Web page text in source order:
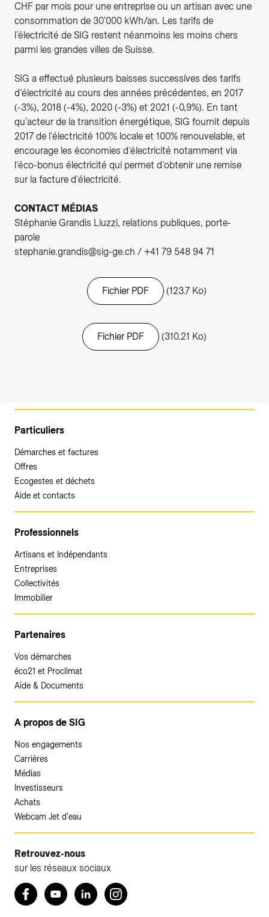
CHF par mois pour une entreprise ou un artisan avec une
consommation de 30'000 kWh/an. Les tarifs de
l’électricité de SIG restent néanmoins les moins chers
parmi les grandes villes de Suisse.
SIG a effectué plusieurs baisses successives des tarifs
d’électricité au cours des années précédentes, en 2017
(-3%), 2018 (-4%), 2020 (-3%) et 2021 (-0,9%). En tant
qu’acteur de la transition énergétique, SIG fournit depuis
2017 de l'électricité 100% locale et 100% renouvelable, et
encourage les économies d’électricité notamment via
l’éco-bonus électricité qui permet d’obtenir une remise
sur la facture d’électricité.
CONTACT MÉDIAS
Stéphanie Grandis Liuzzi, relations publiques, porte-
parole
stephanie.grandis@sig-ge.ch / +41 79 548 94 71
Fichier PDF (123.7 Ko)
Fichier PDF (310.21 Ko)
Particuliers
Démarches et factures
Offres
Ecogestes et déchets
Aide et contacts
Professionnels
Artisans et Indépendants
Entreprises
Collectivités
Immobilier
Partenaires
Vos démarches
éco21 et Proclimat
Aide & Documents
A propos de SIG
Nos engagements
Carrières
Médias
Investisseurs
Achats
Webcam Jet d'eau
Retrouvez-nous
sur les réseaux sociaux
Retrouvez nous sur Facebook
YoutubeLinkedInInstagram
Accéder à votre espace client SIG.
Votre espace client SIG n'est pas optimisé pour une